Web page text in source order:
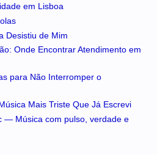
em Lisboa
Desistiu de Mim
Onde Encontrar Atendimento em
para Não Interromper o
Mais Triste Que Já Escrevi
— Música com pulso, verdade e